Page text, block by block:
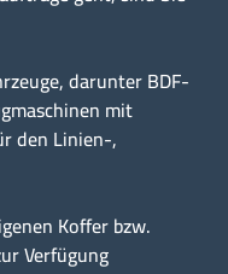
darunter BDF-
mit
den Linien-,
Koffer bzw.
Verfügung